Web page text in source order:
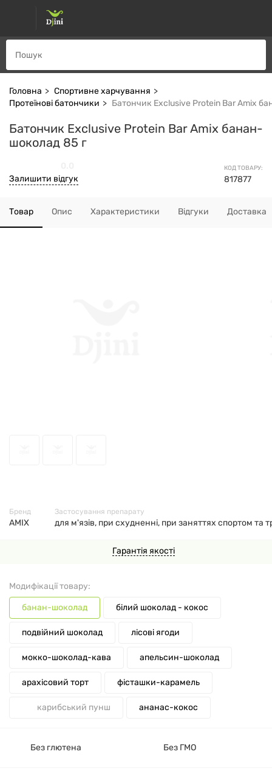
Головна
Спортивне харчування
Протеїнові батончики
Батончик Exclusive Protein Bar Amix
Батончик Exclusive Protein Bar Amix банан-
шоколад 85 г
КОД ТОВАРУ:
817877
Залишити відгук
Товар Опис Характеристики Відгуки Доставка
Гарантія якості
Модифікації товару:
банан-шоколад білий шоколад - кокос
подвійний шоколад лісові ягоди
мокко-шоколад-кава апельсин-шоколад
арахісовий торт фісташки-карамель
карибський пунш ананас-кокос
Без глютена Без ГМО
Бренд
AMIX
Застосування препарату
для м'язів, при схудненні, при заняттях спортом та